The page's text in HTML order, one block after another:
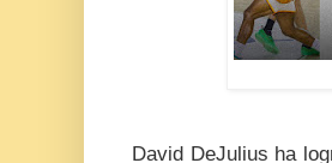
David DeJulius ha